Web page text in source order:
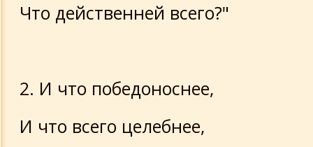
Что действенней всего?"
2. И что победоноснее,
И что всего целебнее,